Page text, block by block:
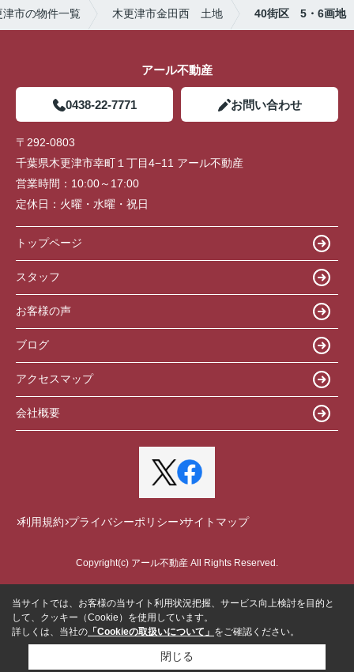
津市の物件一覧 木更津市金田西 土地 40街区 5・6画地
アール不動産
0438-22-7771 お問い合わせ
〒292-0803
千葉県木更津市幸町１丁目4−11 アール不動産
営業時間： 10:00～17:00
定休日： 火曜・水曜・祝日
トップページ
スタッフ
お客様の声
ブログ
アクセスマップ
会社概要
利用規約 プライバシーポリシー サイトマップ
Copyright(c) アール不動産 All Rights Reserved.
当サイトでは、お客様の当サイト利用状況把握、サービス向上検討を目的と
して、クッキー（Cookie）を使用しています。
詳しくは、当社の 「Cookieの取扱いについて」 をご確認ください。
閉じる